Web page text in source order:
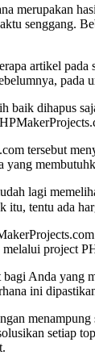
merupakan
senggang.
artikel
baik dihapus
tersebut
lagi
itu, tentu ada
project
Anda yang
ini
setiap